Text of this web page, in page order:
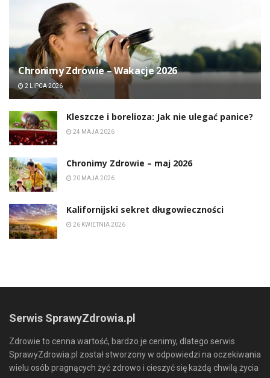
Chronimy Zdrowie ­– Wakacje 2026
2 LIPCA 2026
Kleszcze i borelioza: Jak nie ulegać panice?
24 MAJA 2026
Chronimy Zdrowie ­– maj 2026
20 MAJA 2026
Kalifornijski sekret długowieczności
26 KWIETNIA 2026
Serwis SprawyZdrowia.pl
Zdrowie to cenna wartość, bardzo je cenimy, dlatego serwis
SprawyZdrowia.pl został stworzony w odpowiedzi na oczekiwania
wielu osób pragnących żyć zdrowo i cieszyć się każdą chwilą życia